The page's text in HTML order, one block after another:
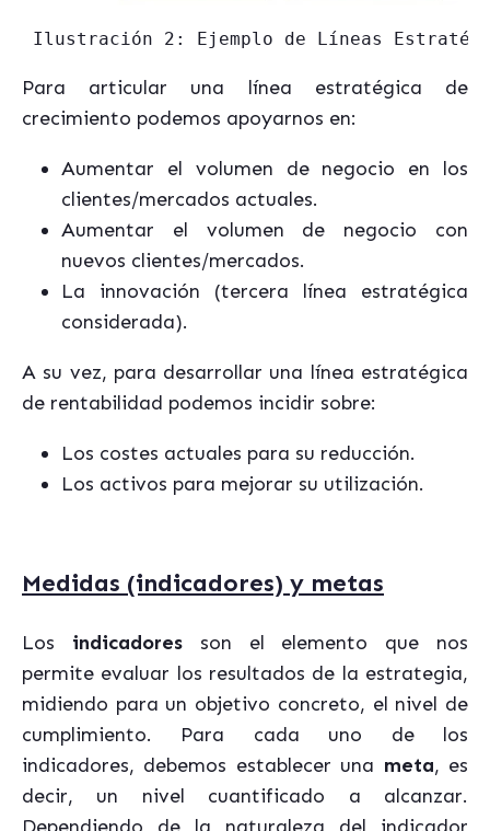
Ilustración 2: Ejemplo de Líneas
Para articular una línea estratégica de
crecimiento podemos apoyarnos en:
Aumentar el volumen de negocio en los
clientes/mercados actuales.
Aumentar el volumen de negocio con
nuevos clientes/mercados.
La innovación (tercera línea estratégica
considerada).
A su vez, para desarrollar una línea estratégica
de rentabilidad podemos incidir sobre:
Los costes actuales para su reducción.
Los activos para mejorar su utilización.
Medidas (indicadores) y metas
Los indicadoresson el elemento que nos
permite evaluar los resultados de la estrategia,
midiendo para un objetivo concreto, el nivel de
cumplimiento. Para cada uno de los
indicadores, debemos establecer una meta, es
decir, un nivel cuantificado a alcanzar.